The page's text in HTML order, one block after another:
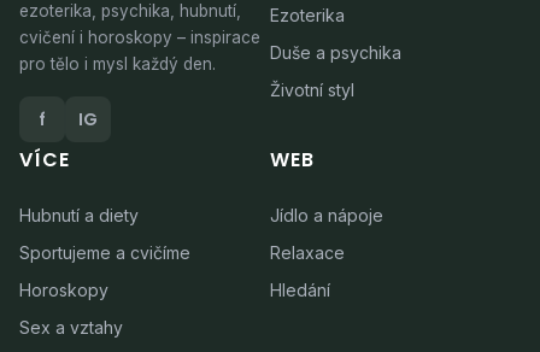
ezoterika, psychika, hubnutí,
cvičení i horoskopy – inspirace
pro tělo i mysl každý den.
f IG
Ezoterika
Duše a psychika
Životní styl
VÍCE
Hubnutí a diety
Sportujeme a cvičíme
Horoskopy
Sex a vztahy
WEB
Jídlo a nápoje
Relaxace
Hledání